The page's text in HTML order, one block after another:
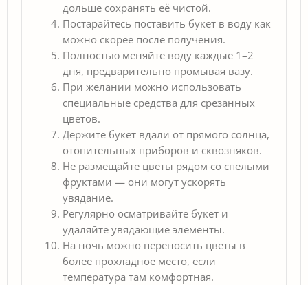
дольше сохранять её чистой.
Постарайтесь поставить букет в воду как
можно скорее после получения.
Полностью меняйте воду каждые 1–2
дня, предварительно промывая вазу.
При желании можно использовать
специальные средства для срезанных
цветов.
Держите букет вдали от прямого солнца,
отопительных приборов и сквозняков.
Не размещайте цветы рядом со спелыми
фруктами — они могут ускорять
увядание.
Регулярно осматривайте букет и
удаляйте увядающие элементы.
На ночь можно переносить цветы в
более прохладное место, если
температура там комфортная.